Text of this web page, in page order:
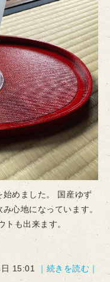
めました。 国産ゆず
心地になっています。
も出来ます。
15:01 ｜続きを読む｜